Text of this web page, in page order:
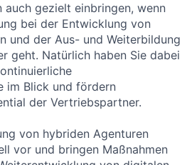
auch gezielt einbringen, wenn
bei der Entwicklung von
und der Aus- und Weiterbildung
geht. Natürlich haben Sie dabei
im Blick und fördern
der Vertriebspartner.
von hybriden Agenturen
vor und bringen Maßnahmen